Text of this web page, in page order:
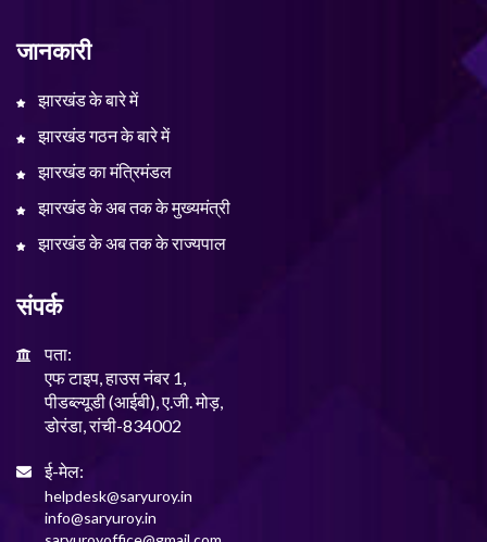
जानकारी
झारखंड के बारे में
झारखंड गठन के बारे में
झारखंड का मंत्रिमंडल
झारखंड के अब तक के मुख्यमंत्री
झारखंड के अब तक के राज्यपाल
संपर्क
पता:
एफ टाइप, हाउस नंबर 1,
पीडब्ल्यूडी (आईबी), ए.जी. मोड़,
डोरंडा, रांची-834002
ई-मेल:
helpdesk@saryuroy.in
info@saryuroy.in